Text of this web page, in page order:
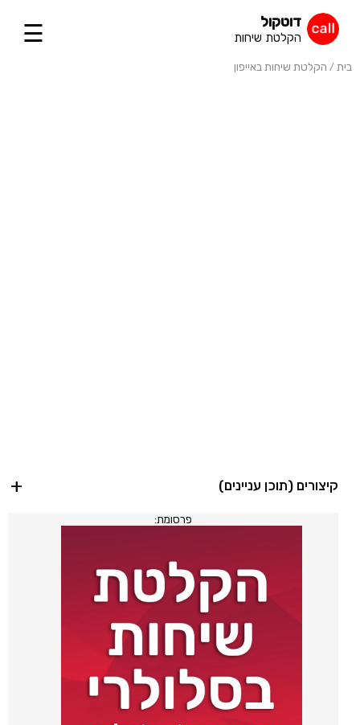
דוטקול
הקלטת שיחות
בית הקלטת שיחות באייפון
קיצורים
פרסומת: